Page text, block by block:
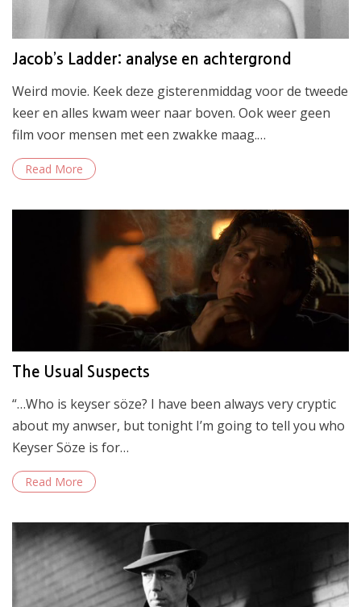
Jacob’s Ladder: analyse en achtergrond
Weird movie. Keek deze gisterenmiddag voor de tweede
keer en alles kwam weer naar boven. Ook weer geen
film voor mensen met een zwakke maag.…
Read More
The Usual Suspects
“…Who is keyser söze? I have been always very cryptic
about my anwser, but tonight I’m going to tell you who
Keyser Söze is for…
Read More